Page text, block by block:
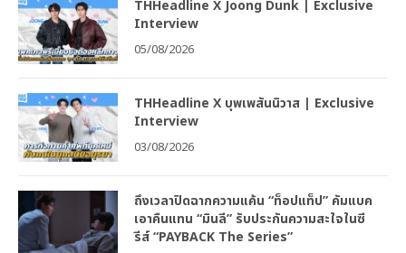
THHeadline X Joong Dunk | Exclusive
Interview
05/08/2026
THHeadline X บุพเพสันนิวาส | Exclusive
Interview
03/08/2026
ถึงเวลาปิดฉากความแค้น “ท็อปแท็ป” คัมแบค
เอาคืนแทน “มินลี” รับประกันความสะใจในซี
รีส์ “PAYBACK The Series”